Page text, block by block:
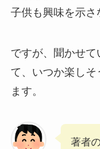
子供も興味を示さ
ですが、聞かせて
て、いつか楽し
ます。
著者